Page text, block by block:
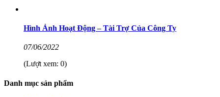
Hình Ảnh Hoạt Động – Tài Trợ Của Công Ty
07/06/2022
(Lượt xem: 0)
Danh mục sản phẩm